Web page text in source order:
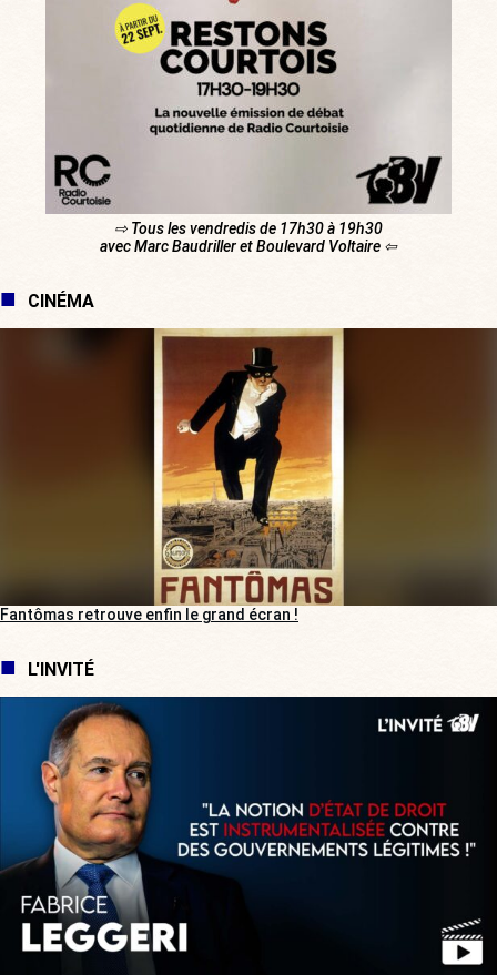
⇨ Tous les vendredis de 17h30 à 19h30
avec Marc Baudriller et Boulevard Voltaire ⇦
CINÉMA
Fantômas retrouve enfin le grand écran !
L'INVITÉ